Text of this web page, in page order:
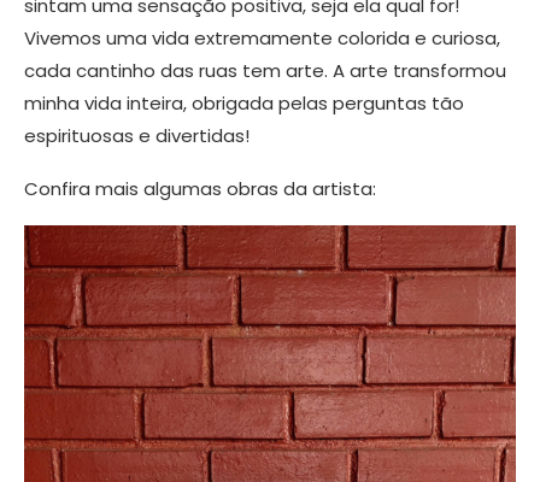
sintam uma sensação positiva, seja ela qual for!
Vivemos uma vida extremamente colorida e curiosa,
cada cantinho das ruas tem arte. A arte transformou
minha vida inteira, obrigada pelas perguntas tão
espirituosas e divertidas!
Confira mais algumas obras da artista: